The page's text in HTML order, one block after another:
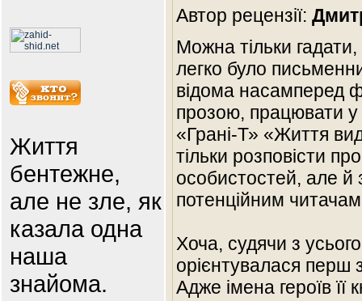
Життя
бентежне,
але не зле, як
казала одна
наша
знайома.
Автор рецензії:
Можна тільки
легко було
відома насамперед
прозою, працювати у
«Грані-Т» «Життя
тільки розповісти
особистостей, але й
потенційним
Хоча, судячи з
орієнтувалася перш
Адже імена героїв